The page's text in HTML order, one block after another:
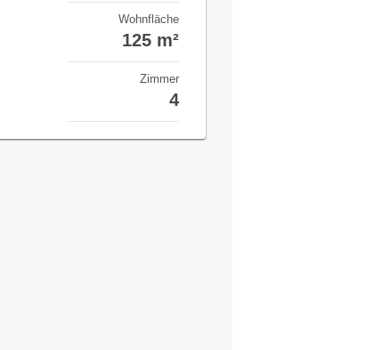
Wohnfläche
125 m²
Zimmer
4